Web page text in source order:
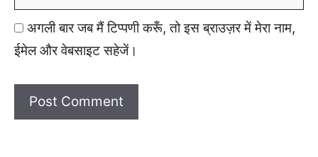
अगली बार जब मैं टिप्पणी करूँ, तो इस ब्राउज़र में मेरा नाम,
ईमेल और वेबसाइट सहेजें।